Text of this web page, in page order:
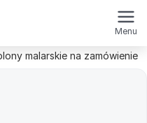
Menu
malarskie na zamówienie